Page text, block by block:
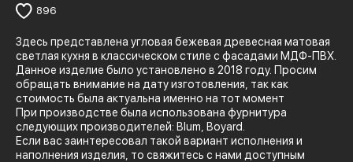
896
Здесь представлена угловая бежевая древесная матовая
светлая кухня в классическом стиле с фасадами МДФ-ПВХ.
Данное изделие было установлено в 2018 году. Просим
обращать внимание на дату изготовления, так как
стоимость была актуальна именно на тот момент
При производстве была использована фурнитура
следующих производителей: Blum, Boyard.
Если вас заинтересовал такой вариант исполнения и
наполнения изделия, то свяжитесь с нами доступным